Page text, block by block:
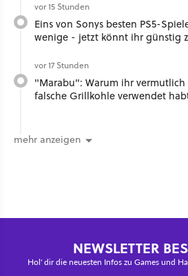
vor 15 Stunden
Eins von Sonys besten PS5-
wenige - jetzt könnt ihr günstig
vor 17 Stunden
"Marabu": Warum ihr
falsche Grillkohle verwendet
mehr anzeigen
NEWSLETTER
Hol' dir die neuesten Infos zu Games und